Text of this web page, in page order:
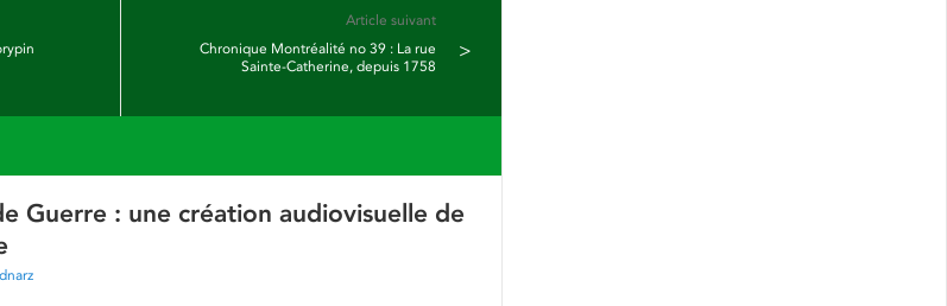
Article suivant
Chronique Montréalité no 39 : La rue
Sainte-Catherine, depuis 1758
>
Guerre : une création audiovisuelle de